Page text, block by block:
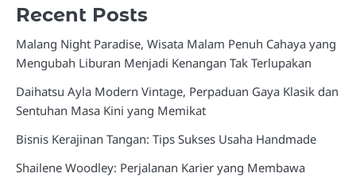
Recent Posts
Malang Night Paradise, Wisata Malam Penuh Cahaya yang
Mengubah Liburan Menjadi Kenangan Tak Terlupakan
Daihatsu Ayla Modern Vintage, Perpaduan Gaya Klasik dan
Sentuhan Masa Kini yang Memikat
Bisnis Kerajinan Tangan: Tips Sukses Usaha Handmade
Shailene Woodley: Perjalanan Karier yang Membawa